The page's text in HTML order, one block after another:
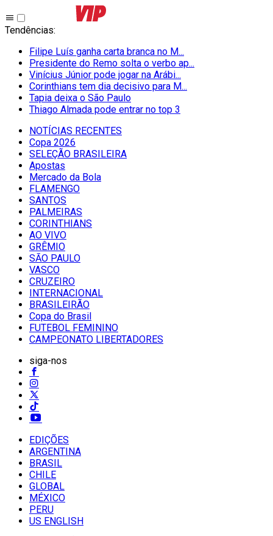
Tendências:
Filipe Luís ganha carta branca no M...
Presidente do Remo solta o verbo ap...
Vinícius Júnior pode jogar na Arábi...
Corinthians tem dia decisivo para M...
Tapia deixa o São Paulo
Thiago Almada pode entrar no top 3
NOTÍCIAS RECENTES
Copa 2026
SELEÇÃO BRASILEIRA
Apostas
Mercado da Bola
FLAMENGO
SANTOS
PALMEIRAS
CORINTHIANS
AO VIVO
GRÊMIO
SĀO PAULO
VASCO
CRUZEIRO
INTERNACIONAL
BRASILEIRÃO
Copa do Brasil
FUTEBOL FEMININO
CAMPEONATO LIBERTADORES
siga-nos
EDIÇÕES
ARGENTINA
BRASIL
CHILE
GLOBAL
MÉXICO
PERU
US ENGLISH